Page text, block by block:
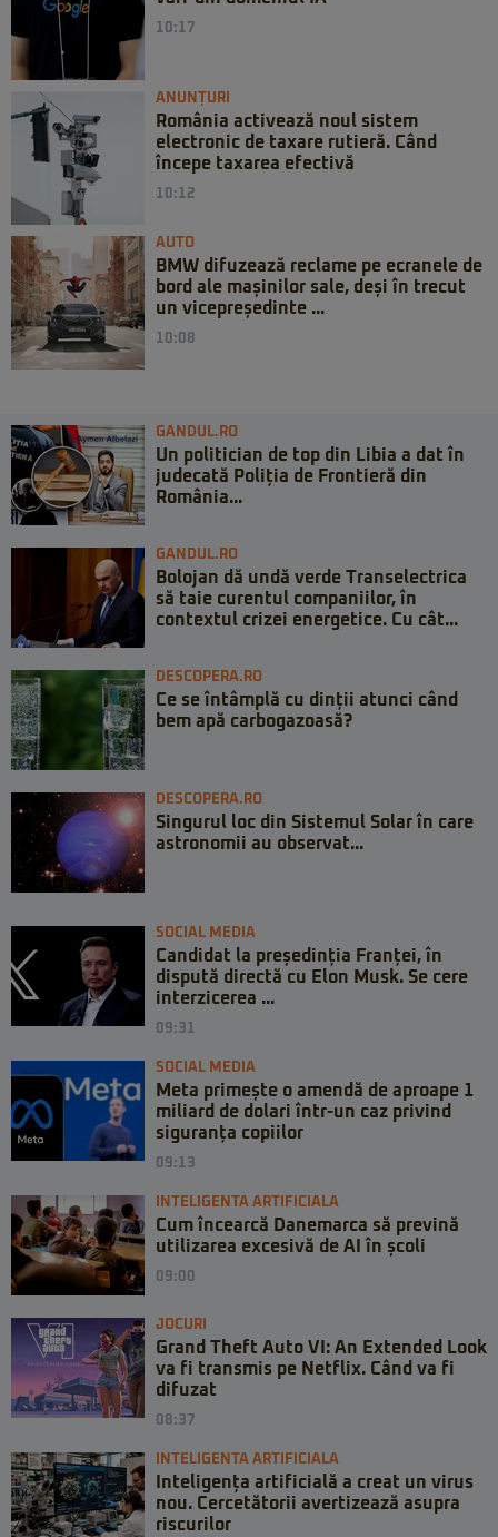
10:17
ANUNȚURI
România activează noul sistem
electronic de taxare rutieră. Când
începe taxarea efectivă
10:12
AUTO
BMW difuzează reclame pe ecranele de
bord ale mașinilor sale, deși în trecut
un vicepreședinte ...
10:08
GANDUL.RO
Un politician de top din Libia a dat în
judecată Poliția de Frontieră din
România...
GANDUL.RO
Bolojan dă undă verde Transelectrica
să taie curentul companiilor, în
contextul crizei energetice. Cu cât...
DESCOPERA.RO
Ce se întâmplă cu dinții atunci când
bem apă carbogazoasă?
DESCOPERA.RO
Singurul loc din Sistemul Solar în care
astronomii au observat...
SOCIAL MEDIA
Candidat la președinția Franței, în
dispută directă cu Elon Musk. Se cere
interzicerea ...
09:31
SOCIAL MEDIA
Meta primește o amendă de aproape 1
miliard de dolari într-un caz privind
siguranța copiilor
09:13
INTELIGENTA ARTIFICIALA
Cum încearcă Danemarca să prevină
utilizarea excesivă de AI în școli
09:00
JOCURI
Grand Theft Auto VI: An Extended Look
va fi transmis pe Netflix. Când va fi
difuzat
08:37
INTELIGENTA ARTIFICIALA
Inteligența artificială a creat un virus
nou. Cercetătorii avertizează asupra
riscurilor